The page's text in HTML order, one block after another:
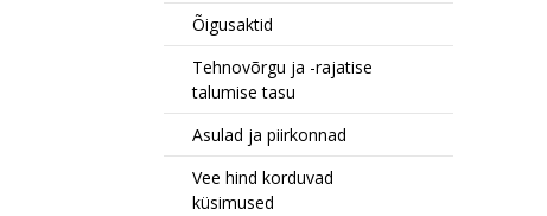
Õigusaktid
Tehnovõrgu ja -rajatise
talumise tasu
Asulad ja piirkonnad
Vee hind korduvad
küsimused